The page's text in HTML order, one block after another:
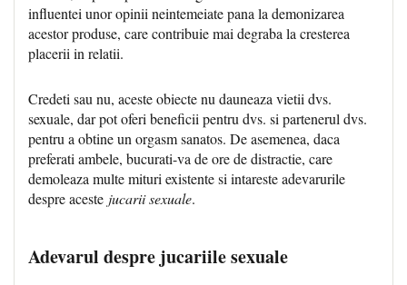
influentei unor opinii neintemeiate pana la demonizarea
acestor produse, care contribuie mai degraba la cresterea
placerii in relatii.
Credeti sau nu, aceste obiecte nu dauneaza vietii dvs.
sexuale, dar pot oferi beneficii pentru dvs. si partenerul dvs.
pentru a obtine un orgasm sanatos. De asemenea, daca
preferati ambele, bucurati-va de ore de distractie, care
demoleaza multe mituri existente si intareste adevarurile
despre aceste jucarii sexuale.
Adevarul despre jucariile sexuale